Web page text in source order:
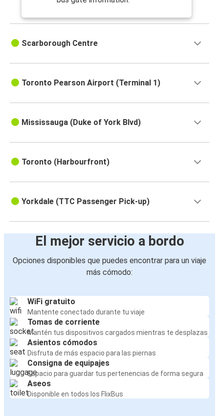
Scarborough Centre
Toronto Pearson Airport (Terminal 1)
Mississauga (Duke of York Blvd)
Toronto (Harbourfront)
Yorkdale (TTC Passenger Pick-up)
El mejor servicio a bordo
Opciones disponibles que puedes encontrar para un viaje
más cómodo:
WiFi gratuito
Mantente conectado durante tu viaje
Tomas de corriente
Mantén tus dispositivos cargados mientras te desplazas
Asientos cómodos
Disfruta de más espacio para las piernas
Consigna de equipajes
Espacio para guardar tus pertenencias de forma segura
Aseos
Disponible en todos los FlixBus